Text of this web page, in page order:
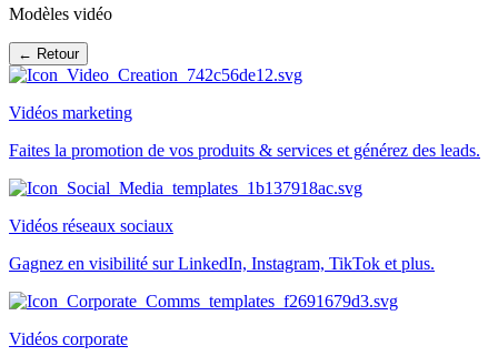
Modèles vidéo
← Retour
Vidéos marketing
Faites la promotion de vos produits & services et générez des leads.
Vidéos réseaux sociaux
Gagnez en visibilité sur LinkedIn, Instagram, TikTok et plus.
Vidéos corporate